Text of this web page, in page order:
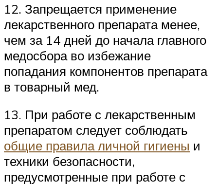
12. Запрещается применение
лекарственного препарата менее,
чем за 14 дней до начала главного
медосбора во избежание
попадания компонентов препарата
в товарный мед.
13. При работе с лекарственным
препаратом следует соблюдать
общие правила личной гигиены и
техники безопасности,
предусмотренные при работе с